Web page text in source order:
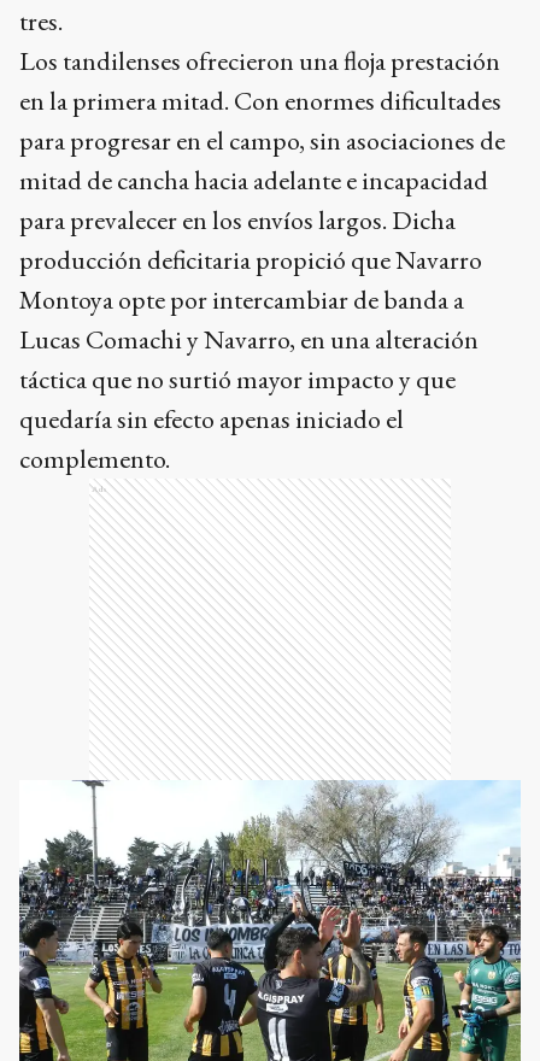
tres.
Los tandilenses ofrecieron una floja prestación
en la primera mitad. Con enormes dificultades
para progresar en el campo, sin asociaciones de
mitad de cancha hacia adelante e incapacidad
para prevalecer en los envíos largos. Dicha
producción deficitaria propició que Navarro
Montoya opte por intercambiar de banda a
Lucas Comachi y Navarro, en una alteración
táctica que no surtió mayor impacto y que
quedaría sin efecto apenas iniciado el
complemento.
Ads